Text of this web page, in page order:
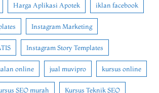
Harga Aplikasi Apotek iklan facebook
Instagram Marketing
Instagram Story Templates
online jual muvipro kursus online
SEO murah Kursus Teknik SEO